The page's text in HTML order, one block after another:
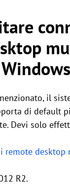
il
di default
Devi solo
remote desktop
R2.